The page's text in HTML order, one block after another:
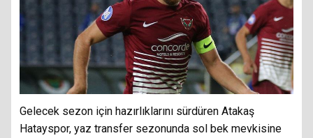
Gelecek sezon için hazırlıklarını sürdüren Atakaş
Hatayspor, yaz transfer sezonunda sol bek mevkisine